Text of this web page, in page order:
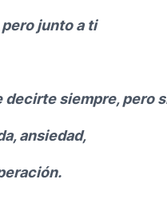
pero junto a ti
decirte siempre, pero
ansiedad,